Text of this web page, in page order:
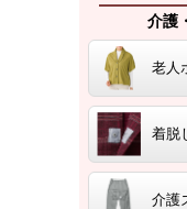
介護
老人
着脱
介護